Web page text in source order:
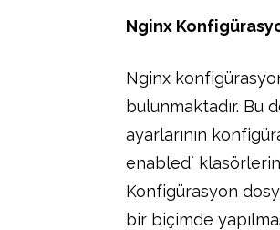
Nginx
Nginx
bulunmaktadır. Bu
ayarlarının
enabled`
Konfigürasyon
bir biçimde